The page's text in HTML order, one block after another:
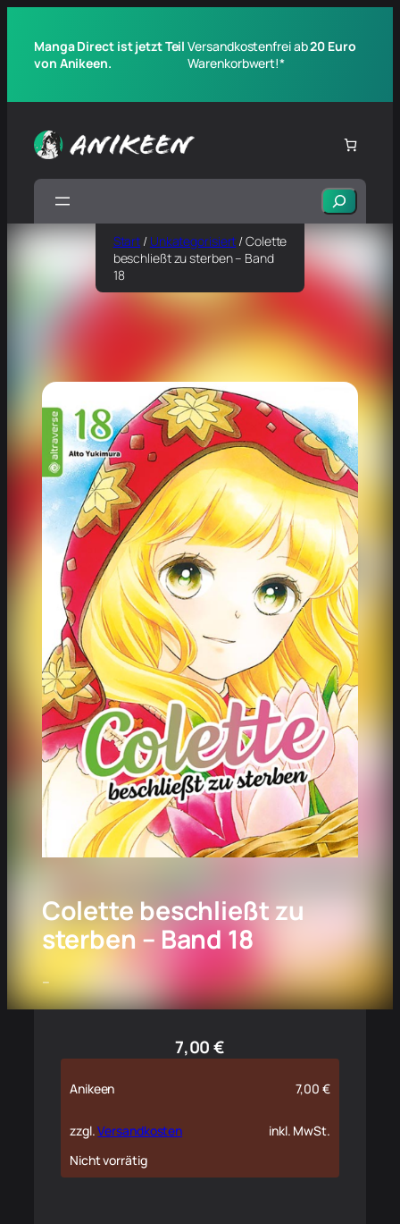
Manga Direct ist jetzt Teil
von Anikeen.
Versandkostenfrei ab20 Euro
Warenkorbwert!*
Suchen
Start / Unkategorisiert / Colette
beschließt zu sterben – Band
18
Colette beschließt zu
sterben – Band 18
–
7,00€
Anikeen 7,00€
zzgl.Versandkosten
inkl. MwSt.
Nicht vorrätig